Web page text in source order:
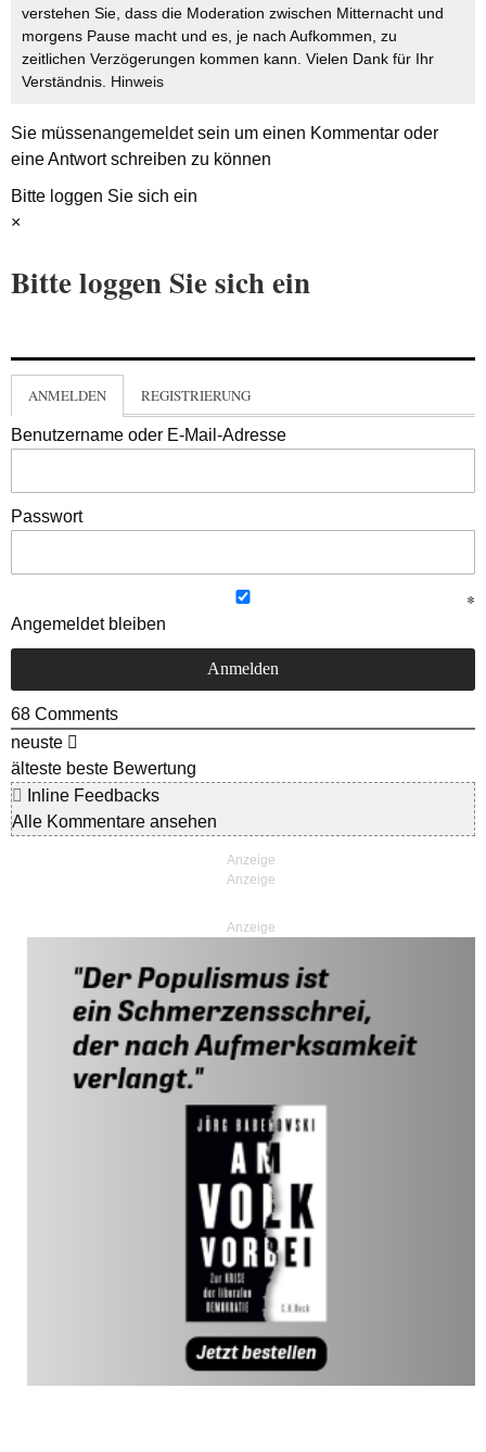
verstehen Sie, dass die Moderation zwischen Mitternacht und
morgens Pause macht und es, je nach Aufkommen, zu
zeitlichen Verzögerungen kommen kann. Vielen Dank für Ihr
Verständnis. Hinweis
Sie müssenangemeldetsein um einen Kommentar oder
eine Antwort schreiben zu können
Bitte loggen Sie sich ein
×
Bitte loggen Sie sich ein
ANMELDEN REGISTRIERUNG
Benutzername oder E-Mail-Adresse
Passwort
Angemeldet bleiben
68 Comments
neuste
älteste beste Bewertung
Inline Feedbacks
Alle Kommentare ansehen
Anzeige